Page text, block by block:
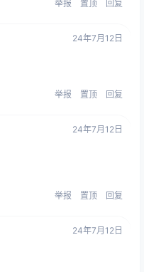
举报 置顶 回复
24年7月12日
举报 置顶 回复
24年7月12日
举报 置顶 回复
24年7月12日